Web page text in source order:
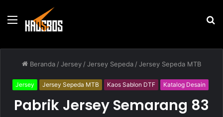
Menu
Beranda /Jersey /Jersey Sepeda /Jersey Sepeda MTB
Jersey Jersey Sepeda MTB Kaos Sablon DTF Katalog Desain
Pabrik Jersey Semarang 83